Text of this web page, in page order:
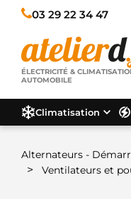
03 29 22 34 47
ÉLECTRICITÉ &
AUTOMOBILE
Climatisation
Alternateurs -
> Ventilateurs et